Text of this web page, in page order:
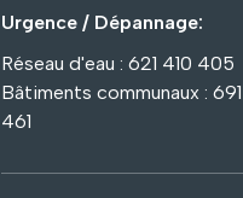
Urgence / Dépannage:
Réseau d'eau : 621 410 405
Bâtiments communaux :
461